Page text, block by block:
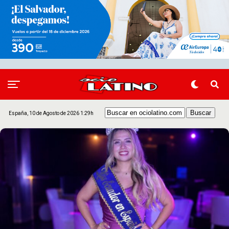
España, 10 de Agosto de 2026 1:29h